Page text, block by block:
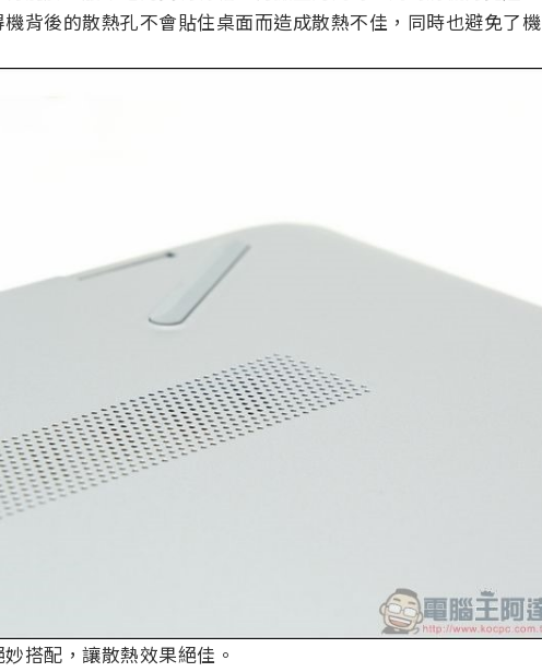
背後的散熱孔不會貼住桌面而造成散熱不佳，同時也避免了機
搭配，讓散熱效果絕佳。